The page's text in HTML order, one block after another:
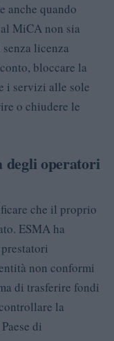
anche quando
MiCA non sia
licenza
bloccare la
i servizi alle sole
o chiudere le
operatori
che il proprio
ESMA ha
non conformi
di trasferire fondi
la
di